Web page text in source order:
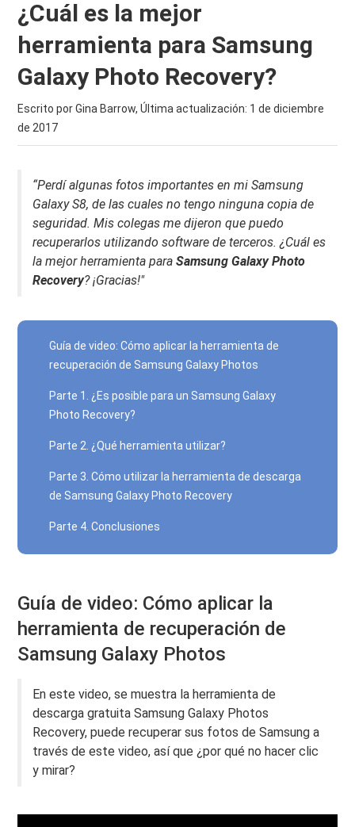
¿Cuál es la mejor
herramienta para Samsung
Galaxy Photo Recovery?
Escrito por Gina Barrow, Última actualización: 1 de diciembre
de 2017
“Perdí algunas fotos importantes en mi Samsung
Galaxy S8, de las cuales no tengo ninguna copia de
seguridad. Mis colegas me dijeron que puedo
recuperarlos utilizando software de terceros. ¿Cuál es
la mejor herramienta paraSamsung Galaxy Photo
Recovery? ¡Gracias!"
Guía de video: Cómo aplicar la herramienta de
recuperación de Samsung Galaxy Photos
Parte 1. ¿Es posible para un Samsung Galaxy
Photo Recovery?
Parte 2. ¿Qué herramienta utilizar?
Parte 3. Cómo utilizar la herramienta de descarga
de Samsung Galaxy Photo Recovery
Parte 4. Conclusiones
Guía de video: Cómo aplicar la
herramienta de recuperación de
Samsung Galaxy Photos
En este video, se muestra la herramienta de
descarga gratuita Samsung Galaxy Photos
Recovery, puede recuperar sus fotos de Samsung a
través de este video, así que ¿por qué no hacer clic
y mirar?